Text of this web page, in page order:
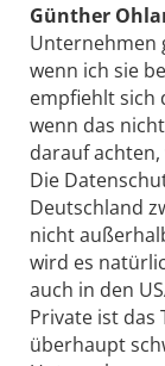
Günther
Unternehmen
wenn ich sie
empfiehlt sich
wenn das
darauf
Die
Deutschland
nicht
wird es
auch in den
Private ist das
überhaupt